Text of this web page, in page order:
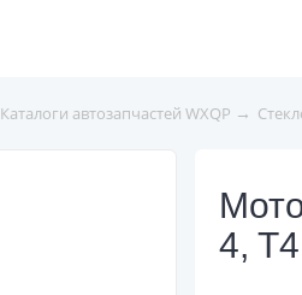
Каталоги автозапчастей WXQP →
4,